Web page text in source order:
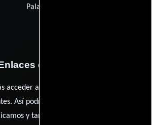
Palaggi
externos
acceder a los recursos externos que
Así podrás chequear toda la
y también ampliar tu conocimiento